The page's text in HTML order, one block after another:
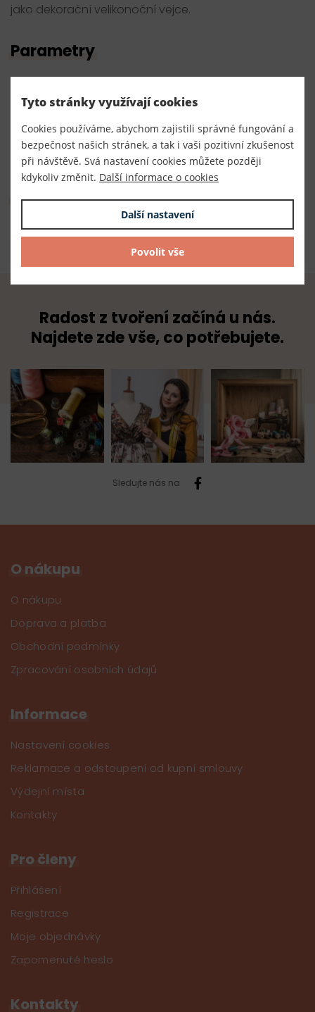
jako dekorační velikonoční vejce.
Parametry
360003
Dodavatel
TKACZIK s.r.o.
Složení
100% polystyren
Radost z tvoření začíná u nás.
Najdete zde vše, co potřebujete.
Sledujte nás na
O nákupu
O nákupu
Doprava a platba
Obchodní podmínky
Zpracování osobních údajů
Informace
Nastavení cookies
Reklamace a odstoupení od kupní smlouvy
Výdejní místa
Kontakty
Pro členy
Přihlášení
Registrace
Moje objednávky
Zapomenuté heslo
Kontakty
Tyto stránky využívají cookies
Cookies používáme, abychom zajistili správné fungování a
bezpečnost našich stránek, a tak i vaši pozitivní zkušenost
při návštěvě. Svá nastavení cookies můžete později
kdykoliv změnit. Další informace o cookies
Další nastavení
Povolit vše